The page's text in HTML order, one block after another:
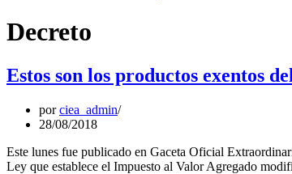
Decreto
Estos son los productos exentos
porciea_admin
28/08/2018
Este lunes fue publicado en Gaceta Oficial
Ley que establece el Impuesto al Valor Agregado